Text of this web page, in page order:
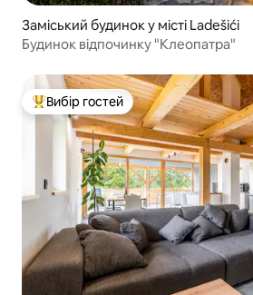
Заміський будинок у місті Ladešići
Будинок відпочинку "Клеопатра"
Топ вибір гостей
Вибір гостей